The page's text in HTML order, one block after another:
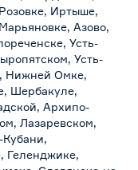
Иртыше,
Азово,
Усть-
Усть-
Нижней Омке,
Шербакуле,
Архипо-
Лазаревском,
Геленджике,